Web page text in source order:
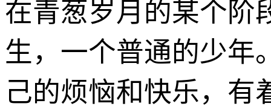
在青葱岁月的某个阶
生，一个普通的少年
己的烦恼和快乐，有